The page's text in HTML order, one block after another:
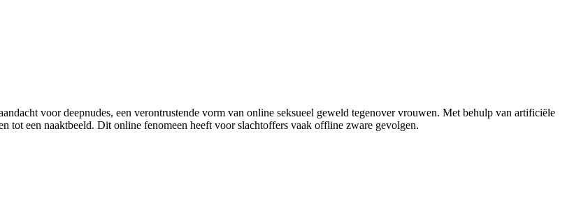
voor deepnudes, een verontrustende vorm van online seksueel geweld tegenover vrouwen. Met behulp van artificiële
een naaktbeeld. Dit online fenomeen heeft voor slachtoffers vaak offline zware gevolgen.